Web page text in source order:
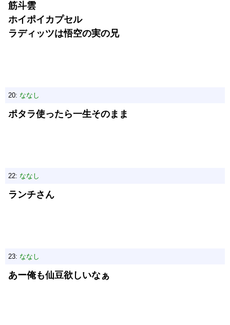
筋斗雲
ホイポイカプセル
ラディッツは悟空の実の兄
20: ななし
ポタラ使ったら一生そのまま
22: ななし
ランチさん
23: ななし
あー俺も仙豆欲しいなぁ